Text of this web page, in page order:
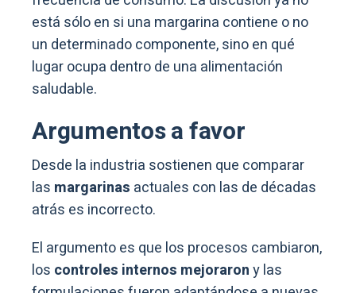
está sólo en si una margarina contiene o no
un determinado componente, sino en qué
lugar ocupa dentro de una alimentación
saludable.
Argumentos a favor
Desde la industria sostienen que comparar
las margarinas actuales con las de décadas
atrás es incorrecto.
El argumento es que los procesos cambiaron,
los controles internos mejorarony las